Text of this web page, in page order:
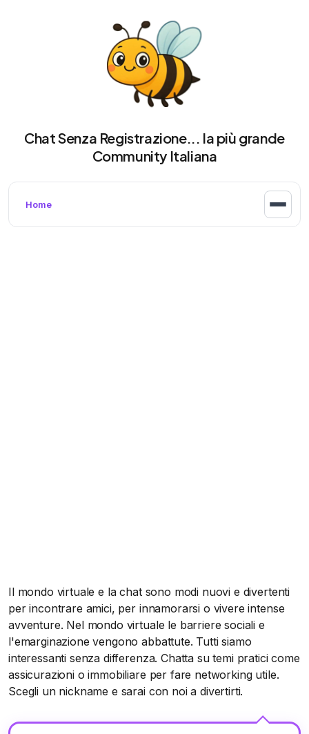
Chat Senza Registrazione... la più grande
Community Italiana
Home
Il mondo virtuale e la chat sono modi nuovi e divertenti
per incontrare amici, per innamorarsi o vivere intense
avventure. Nel mondo virtuale le barriere sociali e
l'emarginazione vengono abbattute. Tutti siamo
interessanti senza differenza. Chatta su temi pratici come
assicurazioni o immobiliare per fare networking utile.
Scegli un nickname e sarai con noi a divertirti.